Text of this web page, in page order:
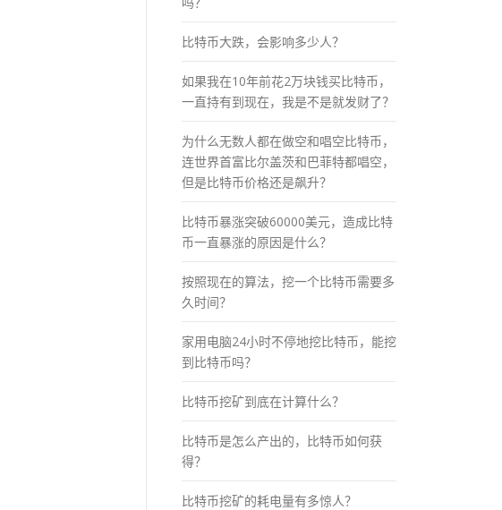
比特币大跌，会影响多少人？
如果我在10年前花2万块钱买比特币，
一直持有到现在，我是不是就发财了？
为什么无数人都在做空和唱空比特币，
连世界首富比尔盖茨和巴菲特都唱空，
但是比特币价格还是飙升？
比特币暴涨突破60000美元，造成比特
币一直暴涨的原因是什么？
按照现在的算法，挖一个比特币需要多
久时间？
家用电脑24小时不停地挖比特币，能挖
到比特币吗？
比特币挖矿到底在计算什么？
比特币是怎么产出的，比特币如何获
得？
比特币挖矿的耗电量有多惊人？